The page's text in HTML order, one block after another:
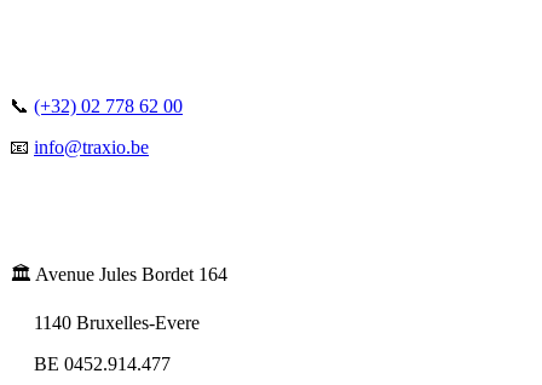
📞 (+32) 02 778 62 00
📧 info@traxio.be
🏛️ Avenue Jules Bordet 164
1140 Bruxelles-Evere
BE 0452.914.477